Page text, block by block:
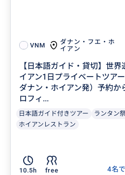
VNM
ダナン・フエ・ホ
イアン
【日本語ガイド・貸切】世
イアン1日プライベートツア
ダナン・ホイアン発）予約か
ロフィ...
日本語ガイド付きツアー ランタン
ホイアンレストラン
10.5h free
4名